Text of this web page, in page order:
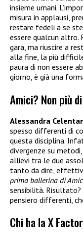
insieme umani.
misura in applausi,
restare fedeli a se
essere qualcun altro.
gara, ma riuscire a
alla fine, la più
paura di non essere
giorno, è già una
Amici? Non più
Alessandra
spesso differenti di
questa disciplina.
divergenze su
allievi tra le due
tanto da dire,
prima ballerina di
sensibilità.
pensiero differenti,
Chi ha la X